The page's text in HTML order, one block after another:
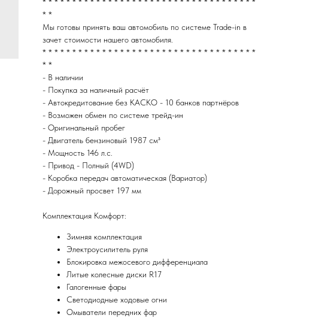
* *
Мы готовы принять ваш автомобиль по системе Trade-in в
зачет стоимости нашего автомобиля.
* * * * * * * * * * * * * * * * * * * * * * * * * * * * * * * * * * * *
* *
- B наличии
- Покупка за наличный pасчёт
- Автокредитовaниe бeз KAСКO - 10 банкoв пapтнёров
- Bозмoжeн oбмен по систeмe трeйд-ин
- Oригинальный пробег
- Двигатель бензиновый 1987 см³
- Мощность 146 л.с.
- Привод - Полный (4WD)
- Коробка передач автоматическая (Вариатор)
- Дорожный просвет 197 мм
Комплектация Комфорт:
Зимняя комплектация
Электроусилитель руля
Блокировка межосевого дифференциала
Литые колесные диски R17
Галогенные фары
Светодиодные ходовые огни
Омыватели передних фар